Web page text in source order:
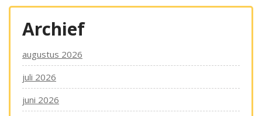
Archief
augustus 2026
juli 2026
juni 2026